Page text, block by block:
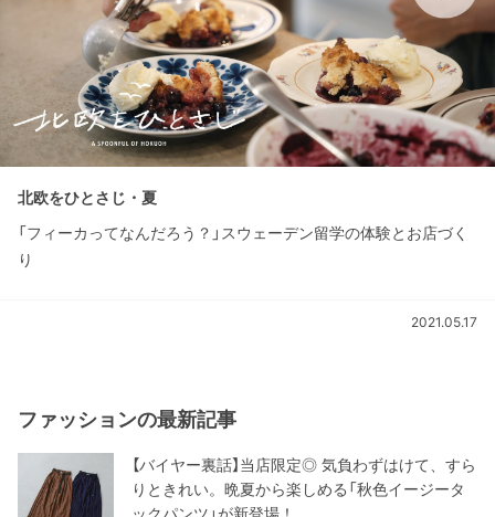
北欧をひとさじ・夏
「フィーカってなんだろう？」スウェーデン留学の体験とお店づく
り
2021.05.17
ファッションの最新記事
【バイヤー裏話】当店限定◎ 気負わずはけて、すら
りときれい。晩夏から楽しめる「秋色イージータ
ックパンツ」が新登場！